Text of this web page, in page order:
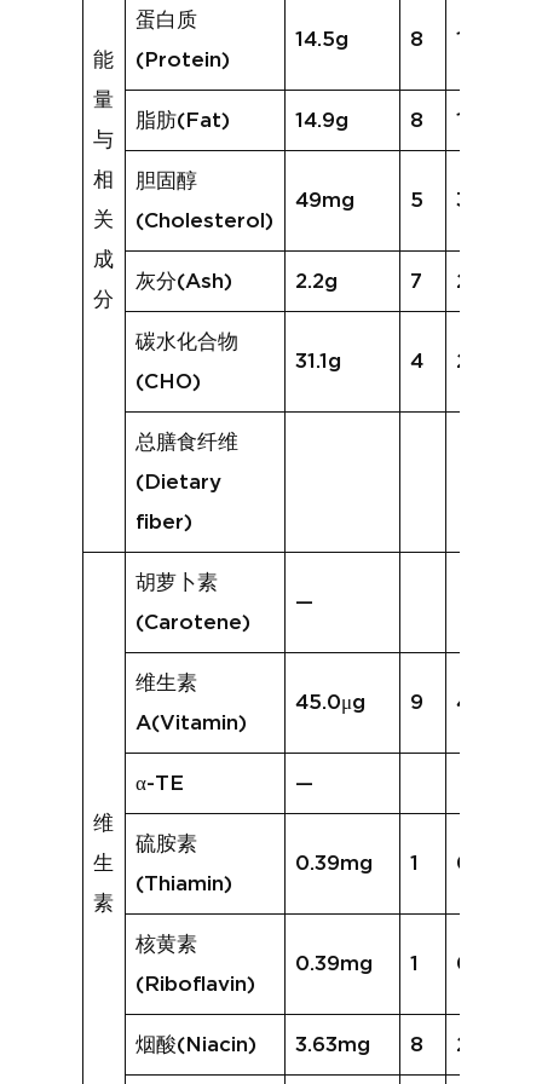
能
量
与
相
关
成
分
蛋白质
(Protein)
14.5g 8 12.7g
脂肪(Fat) 14.9g 8 13.1g
胆固醇
(Cholesterol)
49mg 5 30mg
灰分(Ash) 2.2g 7 2.1g
碳水化合物
(CHO)
31.1g 4 24.5g
总膳食纤维
(Dietary
fiber)
维
生
素
胡萝卜素
(Carotene)
—
维生素
A(Vitamin)
45.0μg 9 40.8μg
α-TE —
硫胺素
(Thiamin)
0.39mg 1 0.15mg
核黄素
(Riboflavin)
0.39mg 1 0.15mg
烟酸(Niacin) 3.63mg 8 2.36mg